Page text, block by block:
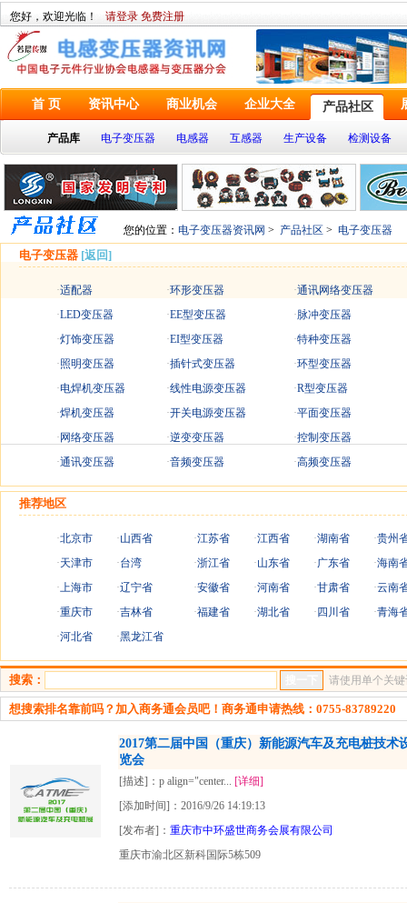
您好，欢迎光临！ 请登录 免费注册
首 页 资讯中心 商业机会 企业大全 产品社区
产品库 电子变压器 电感器 互感器 生产设备 检测设备
您的位置： 电子变压器资讯网 > 产品社区 > 电子变压器
电子变压器 [返回]
·适配器 ·环形变压器 ·通讯网络变压器
·LED变压器 ·EE型变压器 ·脉冲变压器
·灯饰变压器 ·EI型变压器 ·特种变压器
·照明变压器 ·插针式变压器 ·环型变压器
·电焊机变压器 ·线性电源变压器 ·R型变压器
·焊机变压器 ·开关电源变压器 ·平面变压器
· 网络变压器 ·逆变变压器 ·控制变压器
·通讯变压器 ·音频变压器 ·高频变压器
推荐地区
·北京市 ·山西省 ·江苏省 ·江西省 ·湖南省 ·贵州
·天津市 ·台湾 ·浙江省 ·山东省 ·广东省 ·海南
·上海市 ·辽宁省 ·安徽省 ·河南省 ·甘肃省 ·云南
·重庆市 ·吉林省 ·福建省 ·湖北省 · 四川省 ·青海
·河北省 ·黑龙江省
搜索： 请使用单个关
想搜索排名靠前吗？加入商务通会员吧！商务通申请热线：0755-83789220
2017第二届中国（重庆）新能源汽车及充电桩技术
览会
[描述]：p align="center... [详细]
[添加时间]：2016/9/26 14:19:13
[发布者]： 重庆市中环盛世商务会展有限公司
重庆市渝北区新科国际5栋509